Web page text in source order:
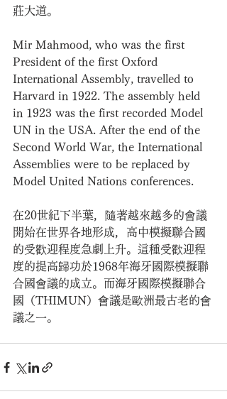
莊大道。
Mir Mahmood, who was the first
President of the first Oxford
International Assembly, travelled to
Harvard in 1922. The assembly held
in 1923 was the first recorded Model
UN in the USA. After the end of the
Second World War, the International
Assemblies were to be replaced by
Model United Nations conferences.
在20世紀下半葉，隨著越來越多的會議
開始在世界各地形成，高中模擬聯合國
的受歡迎程度急劇上升。這種受歡迎程
度的提高歸功於1968年海牙國際模擬聯
合國會議的成立。而海牙國際模擬聯合
國（THIMUN）會議是歐洲最古老的會
議之一。